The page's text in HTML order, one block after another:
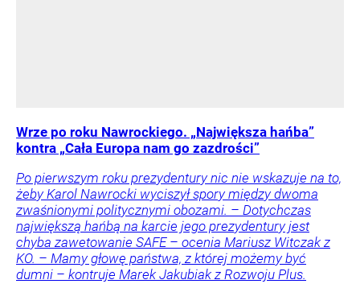
Wrze po roku Nawrockiego. „Największa hańba”
kontra „Cała Europa nam go zazdrości”
Po pierwszym roku prezydentury nic nie wskazuje na to,
żeby Karol Nawrocki wyciszył spory między dwoma
zwaśnionymi politycznymi obozami. – Dotychczas
największą hańbą na karcie jego prezydentury jest
chyba zawetowanie SAFE – ocenia Mariusz Witczak z
KO. – Mamy głowę państwa, z której możemy być
dumni – kontruje Marek Jakubiak z Rozwoju Plus.